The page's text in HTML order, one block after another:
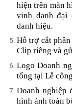
hiện trên màn
vinh danh đại
danh hiệu.
Hỗ trợ cắt
Clip riêng và
Logo Doanh
tổng tại Lễ
Doanh nghiệp
hình ảnh toàn